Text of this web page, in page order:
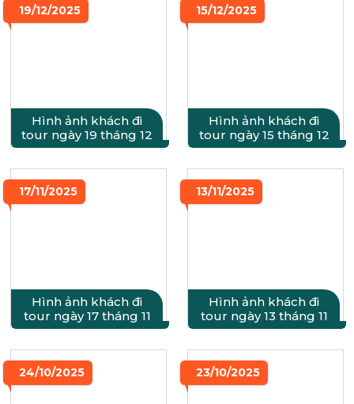
19/12/2025
Hình ảnh khách đi
tour ngày 19 tháng 12
15/12/2025
Hình ảnh khách đi
tour ngày 15 tháng 12
17/11/2025
Hình ảnh khách đi
tour ngày 17 tháng 11
13/11/2025
Hình ảnh khách đi
tour ngày 13 tháng 11
24/10/2025 23/10/2025